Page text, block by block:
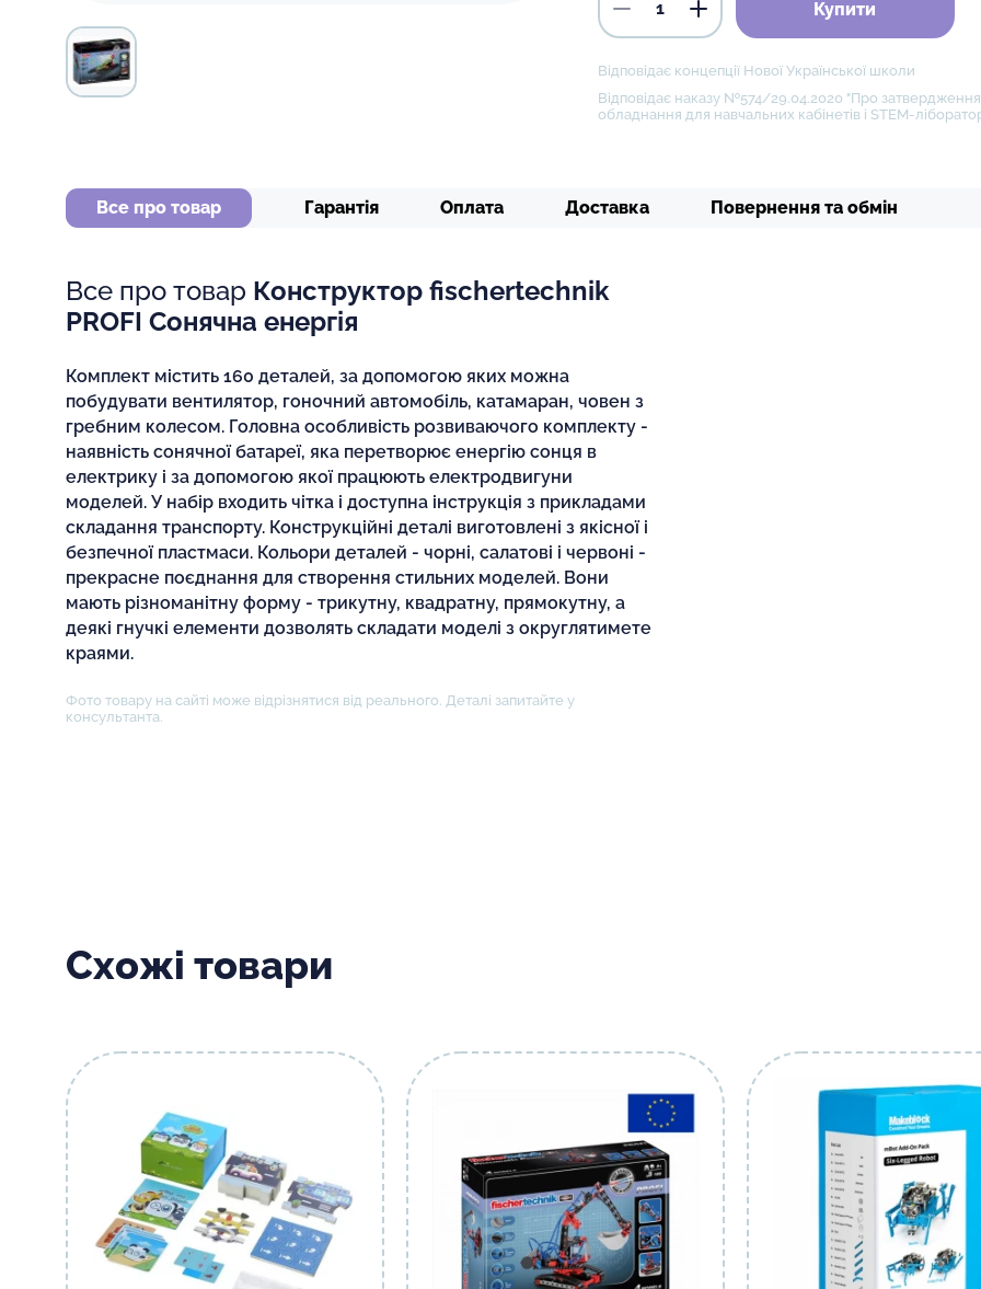
Купити
Відповідає концепції Нової Української школи
Відповідає наказу №574/29.04.2020 "Про затвердження
обладнання для навчальних кабінетів і STEM-
Все про товар Гарантія Оплата Доставка Повернення та обмін
Все про товар Конструктор fisсhertechnik
PROFI Сонячна енергія
Комплект містить 160 деталей, за допомогою яких можна
побудувати вентилятор, гоночний автомобіль, катамаран, човен з
гребним колесом. Головна особливість розвиваючого комплекту -
наявність сонячної батареї, яка перетворює енергію сонця в
електрику і за допомогою якої працюють електродвигуни
моделей. У набір входить чітка і доступна інструкція з прикладами
складання транспорту. Конструкційні деталі виготовлені з якісної і
безпечної пластмаси. Кольори деталей - чорні, салатові і червоні -
прекрасне поєднання для створення стильних моделей. Вони
мають різноманітну форму - трикутну, квадратну, прямокутну, а
деякі гнучкі елементи дозволять складати моделі з округлятимете
краями.
Фото товару на сайті може відрізнятися від реального. Деталі запитайте у
консультанта.
Схожі товари